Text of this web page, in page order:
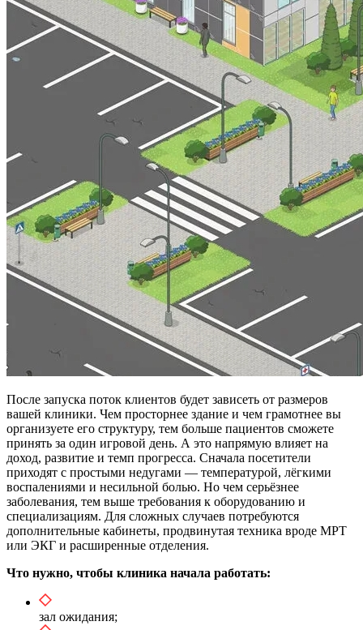
После запуска поток клиентов будет зависеть от размеров
вашей клиники. Чем просторнее здание и чем грамотнее вы
организуете его структуру, тем больше пациентов сможете
принять за один игровой день. А это напрямую влияет на
доход, развитие и темп прогресса. Сначала посетители
приходят с простыми недугами — температурой, лёгкими
воспалениями и несильной болью. Но чем серьёзнее
заболевания, тем выше требования к оборудованию и
специализациям. Для сложных случаев потребуются
дополнительные кабинеты, продвинутая техника вроде МРТ
или ЭКГ и расширенные отделения.
Что нужно, чтобы клиника начала работать:
зал ожидания;